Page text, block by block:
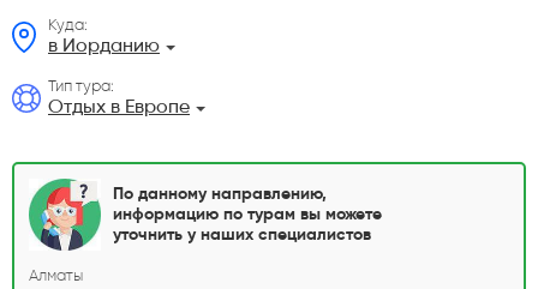
Куда:
в Иорданию
Тип тура:
Отдых в Европе
По данному направлению,
информацию по турам вы можете
уточнить у наших специалистов
Алматы